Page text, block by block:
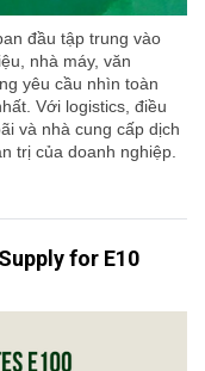
đầu tập trung vào
nhà máy, văn
yêu cầu nhìn toàn
Với logistics, điều
và nhà cung cấp dịch
trị của doanh nghiệp.
for E10